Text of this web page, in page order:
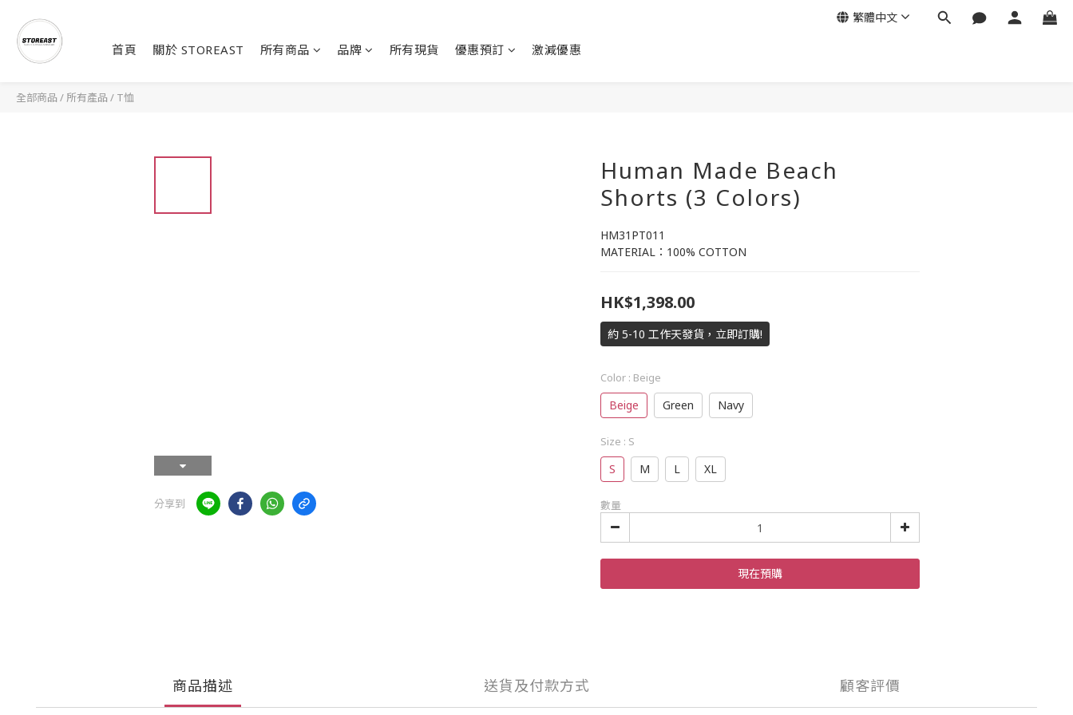
首頁 關於 STOREAST 所有商品 品牌 所有現貨 優惠預訂 激減優惠
繁體中文
全部商品 / 所有產品 / T恤
分享到
Human Made Beach
Shorts (3 Colors)
HM31PT011
MATERIAL：100% COTTON
HK$1,398.00
約 5-10 工作天發貨，立即訂購!
Color : Beige
Beige Green Navy
Size : S
S M L XL
數量
現在預購
商品描述 送貨及付款方式 顧客評價